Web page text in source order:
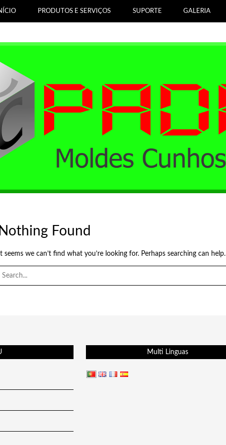
PRODUTOS E SERVIÇOS SUPORTE GALERIA
Nothing Found
It seems we can’t find what you’re looking for. Perhaps searching can help.
Search
Multi Linguas